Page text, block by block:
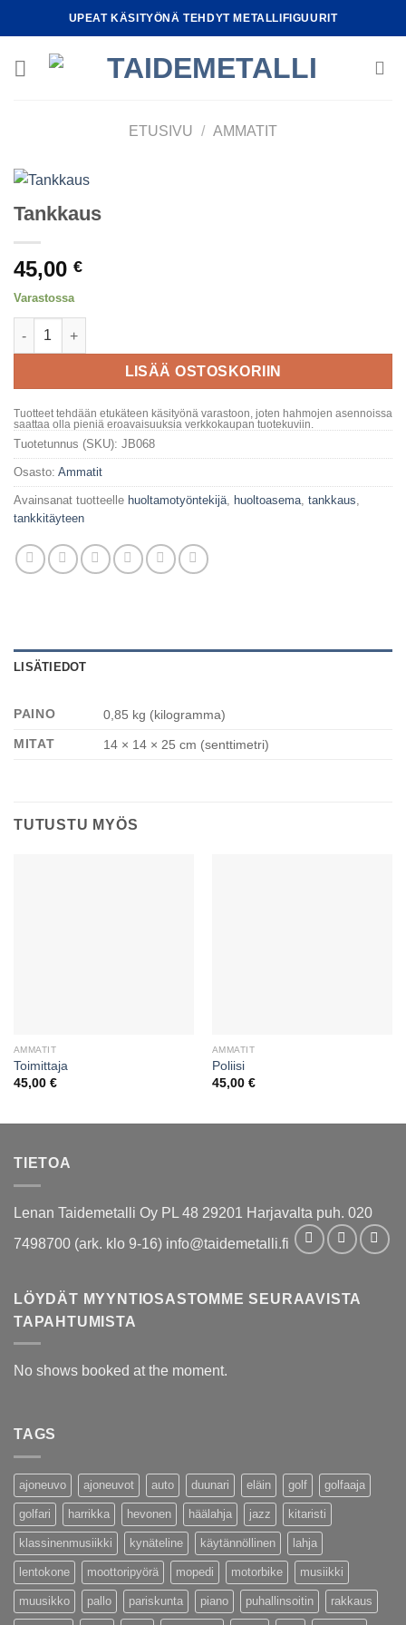
to
UPEAT KÄSITYÖNÄ TEHDYT METALLIFIGUURIT
ETUSIVU / AMMATIT
Tankkaus
45,00 €
Varastossa
Tankkaus määrä
LISÄÄ OSTOSKORIIN
Tuotteet tehdään etukäteen käsityönä varastoon, joten hahmojen asennoissa
saattaa olla pieniä eroavaisuuksia verkkokaupan tuotekuviin.
Tuotetunnus (SKU): JB068
Osasto: Ammatit
Avainsanat tuotteelle huoltamotyöntekijä huoltoasema tankkaus
tankkitäyteen
LISÄTIEDOT
PAINO
0,85 kg (kilogramma)
MITAT
14 × 14 × 25 cm (senttimetri)
TUTUSTU MYÖS
AMMATIT
Toimittaja
45,00 €
AMMATIT
Poliisi
45,00 €
TIETOA
Lenan Taidemetalli Oy PL 48 29201 Harjavalta puh. 020
7498700 (ark. klo 9-16) info@taidemetalli.fi
LÖYDÄT MYYNTIOSASTOMME SEURAAVISTA
TAPAHTUMISTA
No shows booked at the moment.
TAGS
ajoneuvo ajoneuvot auto duunari eläin golf golfaaja
golfari harrikka hevonen häälahja jazz kitaristi
klassinenmusiikki kynäteline käytännöllinen lahja
lentokone moottoripyörä mopedi motorbike musiikki
muusikko pallo pariskunta piano puhallinsoitin rakkaus